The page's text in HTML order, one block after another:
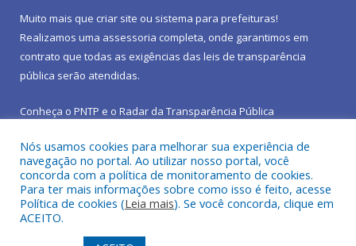
Muito mais que criar site ou sistema para prefeituras!
Realizamos uma assessoria completa, onde garantimos em
contrato que todas as exigências das leis de transparência
pública serão atendidas.
Conheça o PNTP e o Radar da Transparência Pública
Todos os direitos reservados a Prefeitura Municipal de São João
do Araguaia.
Nós usamos cookies para melhorar sua experiência de
navegação no portal. Ao utilizar nosso portal, você
concorda com a política de monitoramento de cookies.
Para ter mais informações sobre como isso é feito, acesse
Política de cookies (Leia mais). Se você concorda, clique em
ACEITO.